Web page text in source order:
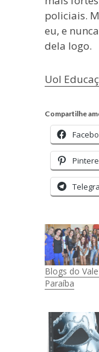
policiais.
eu, e
dela logo.
Uol
Compartilhe
Blogs do
Paraíba